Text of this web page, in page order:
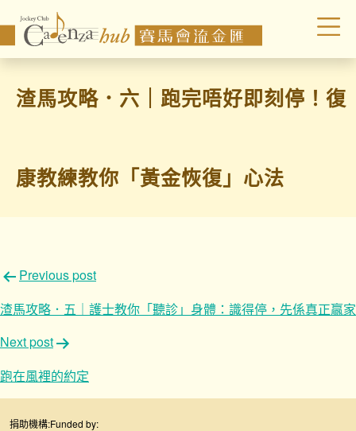
渣馬攻略．六｜跑完唔好即刻停！復
康教練教你「黃金恢復」心法
文
章
導
覽
Previous post
渣馬攻略．五｜護士教你「聽診」身體：識得停，先係真正贏家
Next post
跑在風裡的約定
捐助機構:Funded by: